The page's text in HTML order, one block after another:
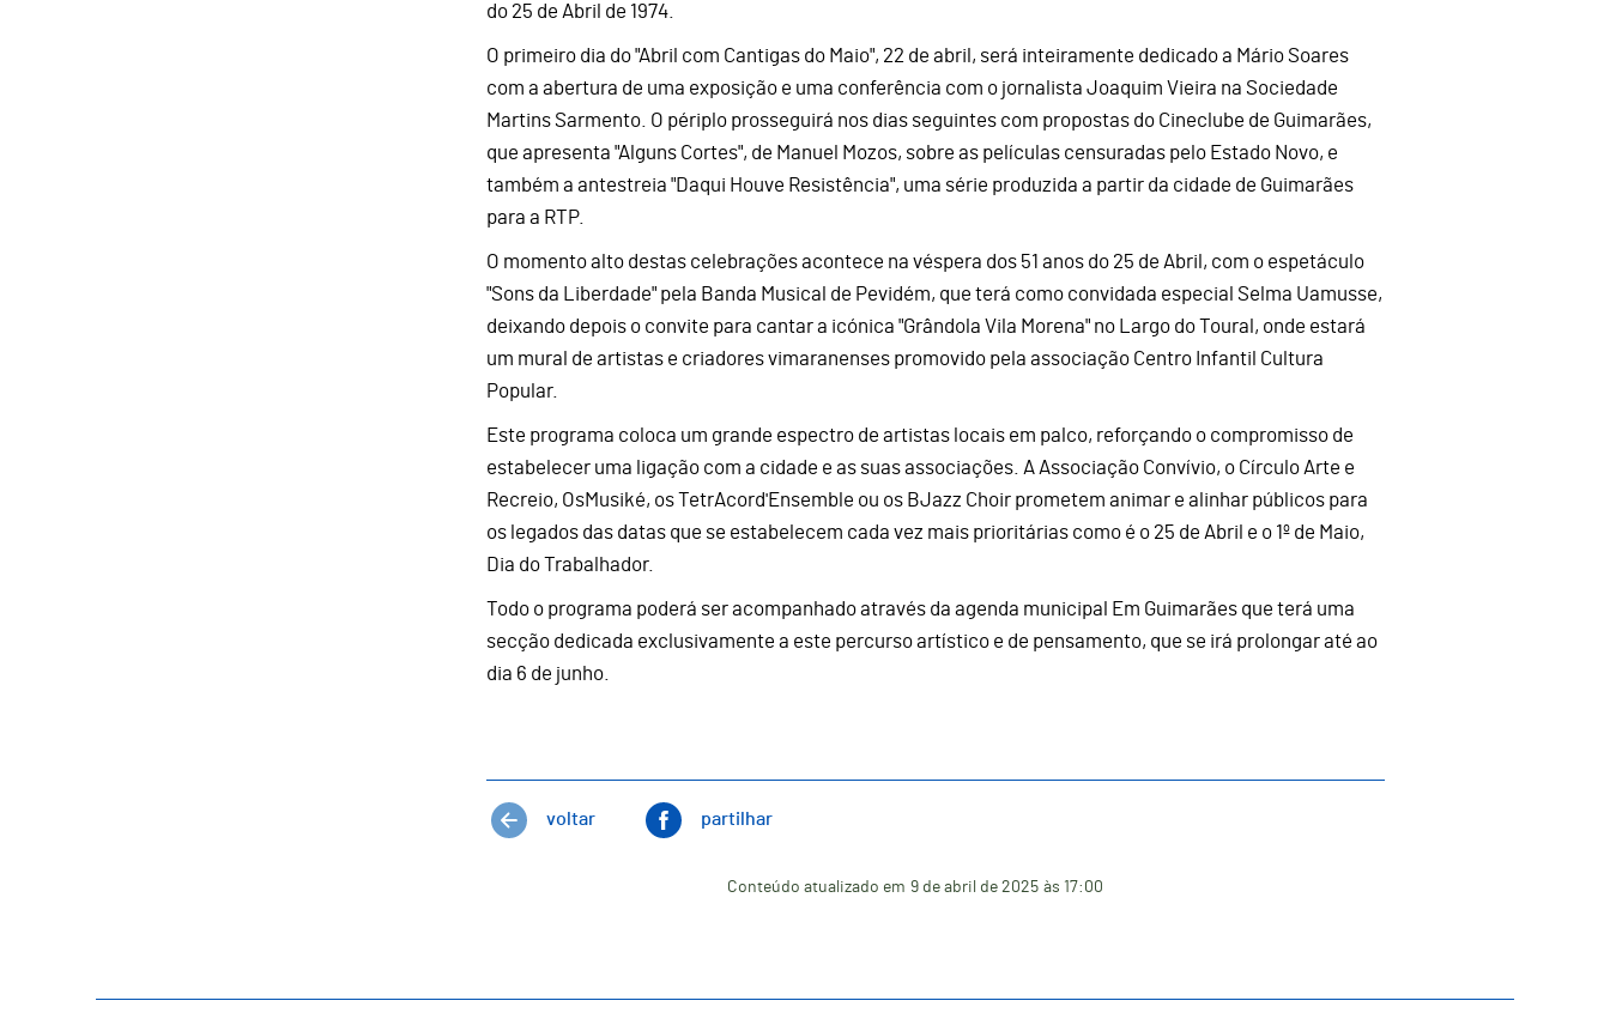
do 25 de Abril de 1974.
O primeiro dia do "Abril com Cantigas do Maio", 22 de abril, será inteiramente dedicado a Mário Soares
com a abertura de uma exposição e uma conferência com o jornalista Joaquim Vieira na Sociedade
Martins Sarmento. O périplo prosseguirá nos dias seguintes com propostas do Cineclube de Guimarães,
que apresenta "Alguns Cortes", de Manuel Mozos, sobre as películas censuradas pelo Estado Novo, e
também a antestreia "Daqui Houve Resistência", uma série produzida a partir da cidade de Guimarães
para a RTP.
O momento alto destas celebrações acontece na véspera dos 51 anos do 25 de Abril, com o espetáculo
"Sons da Liberdade" pela Banda Musical de Pevidém, que terá como convidada especial Selma Uamusse,
deixando depois o convite para cantar a icónica "Grândola Vila Morena" no Largo do Toural, onde estará
um mural de artistas e criadores vimaranenses promovido pela associação Centro Infantil Cultura
Popular.
Este programa coloca um grande espectro de artistas locais em palco, reforçando o compromisso de
estabelecer uma ligação com a cidade e as suas associações. A Associação Convívio, o Círculo Arte e
Recreio, OsMusiké, os TetrAcord'Ensemble ou os BJazz Choir prometem animar e alinhar públicos para
os legados das datas que se estabelecem cada vez mais prioritárias como é o 25 de Abril e o 1º de Maio,
Dia do Trabalhador.
Todo o programa poderá ser acompanhado através da agenda municipal Em Guimarães que terá uma
secção dedicada exclusivamente a este percurso artístico e de pensamento, que se irá prolongar até ao
dia 6 de junho.
voltar partilhar
Conteúdo atualizado em 9 de abril de 2025 às 17:00